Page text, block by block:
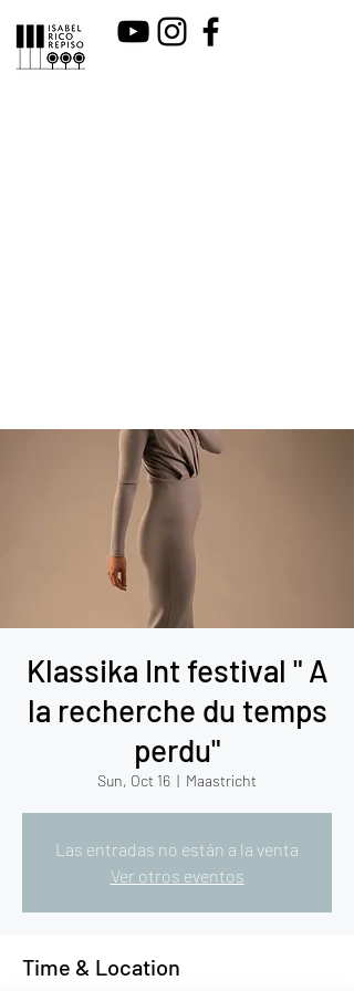
Klassika Int festival " A
la recherche du temps
perdu"
Sun, Oct 16
  |
Maastricht
Las entradas no están a la venta
Ver otros eventos
Time & Location